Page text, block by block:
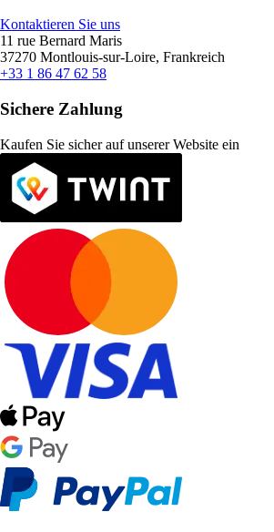
Kontaktieren Sie uns
11 rue Bernard Maris
37270 Montlouis-sur-Loire, Frankreich
+33 1 86 47 62 58
Sichere Zahlung
Kaufen Sie sicher auf unserer Website ein